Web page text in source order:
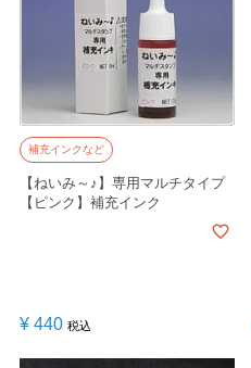
補充インクなど
【ねいみ～♪】専用マルチタイプ
【ピンク】補充インク
¥ 440 税込